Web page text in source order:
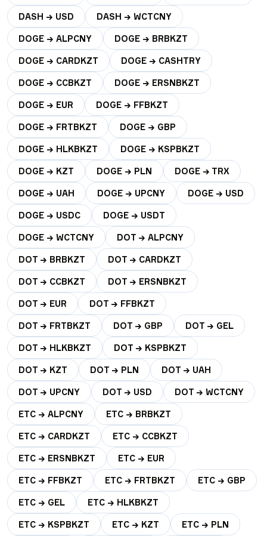
DASH → USD DASH → WCTCNY
DOGE → ALPCNY DOGE → BRBKZT
DOGE → CARDKZT DOGE → CASHTRY
DOGE → CCBKZT DOGE → ERSNBKZT
DOGE → EUR DOGE → FFBKZT
DOGE → FRTBKZT DOGE → GBP
DOGE → HLKBKZT DOGE → KSPBKZT
DOGE → KZT DOGE → PLN DOGE → TRX
DOGE → UAH DOGE → UPCNY DOGE → USD
DOGE → USDC DOGE → USDT
DOGE → WCTCNY DOT → ALPCNY
DOT → BRBKZT DOT → CARDKZT
DOT → CCBKZT DOT → ERSNBKZT
DOT → EUR DOT → FFBKZT
DOT → FRTBKZT DOT → GBP DOT → GEL
DOT → HLKBKZT DOT → KSPBKZT
DOT → KZT DOT → PLN DOT → UAH
DOT → UPCNY DOT → USD DOT → WCTCNY
ETC → ALPCNY ETC → BRBKZT
ETC → CARDKZT ETC → CCBKZT
ETC → ERSNBKZT ETC → EUR
ETC → FFBKZT ETC → FRTBKZT ETC → GBP
ETC → GEL ETC → HLKBKZT
ETC → KSPBKZT ETC → KZT ETC → PLN